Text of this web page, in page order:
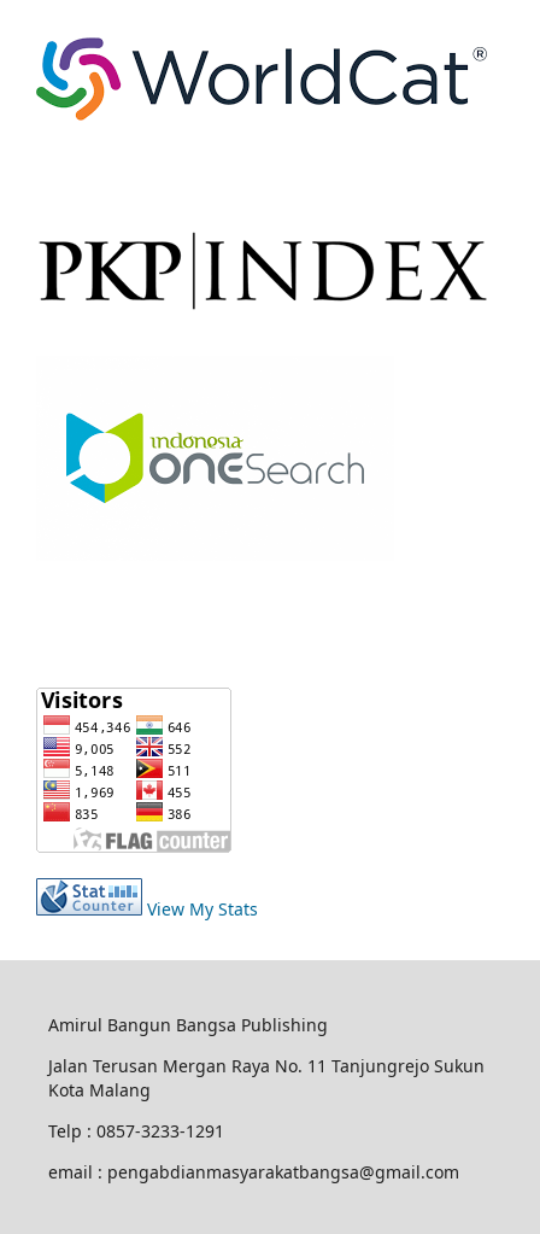
View My Stats
Amirul Bangun Bangsa Publishing
Jalan Terusan Mergan Raya No. 11 Tanjungrejo Sukun
Kota Malang
Telp : 0857-3233-1291
email : pengabdianmasyarakatbangsa@gmail.com